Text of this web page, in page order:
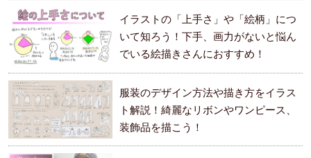
イラストの「上手さ」や「絵柄」につ
いて知ろう！下手、画力がないと悩ん
でいる絵描きさんにおすすめ！
服装のデザイン方法や描き方をイラス
ト解説！綺麗なリボンやワンピース、
装飾品を描こう！